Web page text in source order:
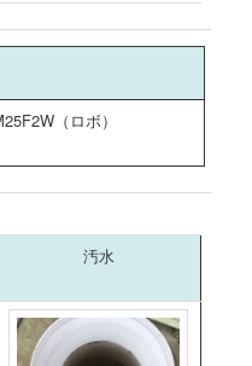
（ロボ）
汚水